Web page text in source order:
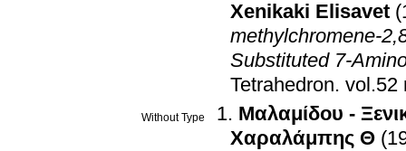
Xenikaki Elisavet
methylchromene-
Substituted 7-
Tetrahedron.
Without Type
Μαλαμίδου -
Χαραλάμπης Θ